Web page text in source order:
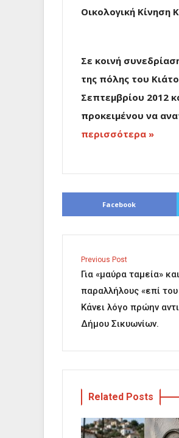
Οικολογική Κίνηση
Σε κοινή
της πόλης του
Σεπτεμβρίου 2012
προκειμένου να
περισσότερα »
Facebook
Previous Post
Για «μαύρα ταμεία»
παραλλήλους «επί
Κάνει λόγο πρώην
Δήµου Σικυωνίων.
Related Posts